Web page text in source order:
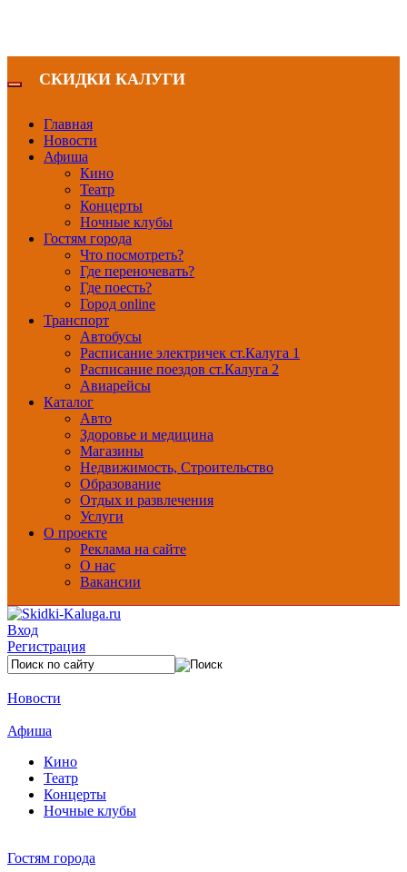
СКИДКИ КАЛУГИ
Главная
Новости
Афиша
Кино
Театр
Концерты
Ночные клубы
Гостям города
Что посмотреть?
Где переночевать?
Где поесть?
Город online
Транспорт
Автобусы
Расписание электричек ст.Калуга 1
Расписание поездов ст.Калуга 2
Авиарейсы
Каталог
Авто
Здоровье и медицина
Магазины
Недвижимость, Строительство
Образование
Отдых и развлечения
Услуги
О проекте
Реклама на сайте
О нас
Вакансии
Вход
Регистрация
Новости
Афиша
Кино
Театр
Концерты
Ночные клубы
Гостям города